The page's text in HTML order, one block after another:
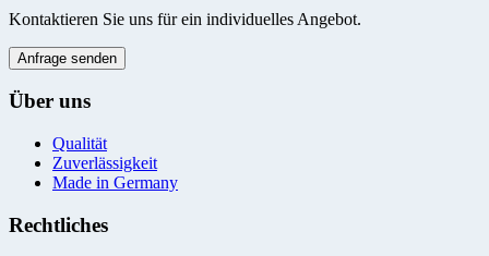
Kontaktieren Sie uns für ein individuelles Angebot.
Anfrage senden
Über uns
Qualität
Zuverlässigkeit
Made in Germany
Rechtliches